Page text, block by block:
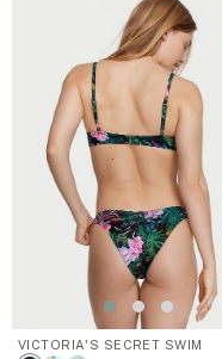
VICTORIA'S SECRET SWIM